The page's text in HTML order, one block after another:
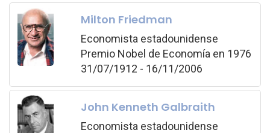
Milton Friedman
Economista estadounidense
Premio Nobel de Economía en 1976
31/07/1912 - 16/11/2006
John Kenneth Galbraith
Economista estadounidense